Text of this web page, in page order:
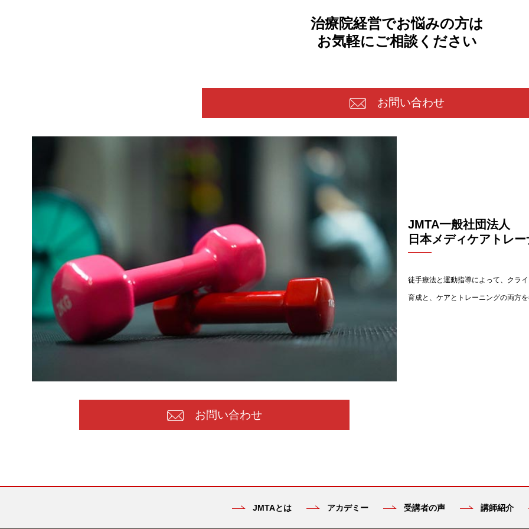
治療院経営でお悩みの方は
お気軽にご相談ください
お問い合わせ
JMTA一般社団法人
日本メディケアトレ
徒手療法と運動指導によって、クラ
育成と、ケアとトレーニングの両方
お問い合わせ
JMTAとは アカデミー 受講者の声 講師紹介